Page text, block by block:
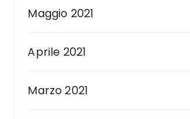
Maggio 2021
Aprile 2021
Marzo 2021